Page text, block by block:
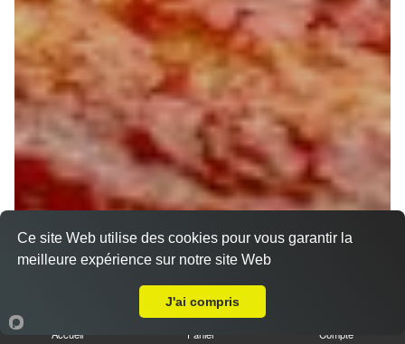
Accueil Panier Compte
Ce site Web utilise des cookies pour vous garantir la
meilleure expérience sur notre site Web
J'ai compris